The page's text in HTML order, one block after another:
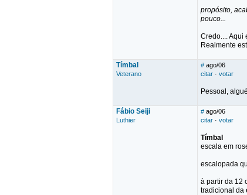
propósito,
pouco...
Credo.... Aqui
Realmente
Tímbal
Veterano
# ago/06
citar · votar
Pessoal,
Fábio Seiji
Luthier
# ago/06
citar · votar
Tímbal
escala em
escalopada
à partir da 12
tradicional da